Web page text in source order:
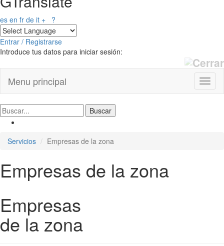
es en fr de it + ?
Entrar / Registrarse
Introduce tus datos para iniciar sesión:
Menu principal
Servicios Empresas de la zona
Empresas de la zona
Empresas
de la zona